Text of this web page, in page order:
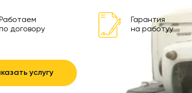
Работаем
договору
Гарантия
на работуу
услугу